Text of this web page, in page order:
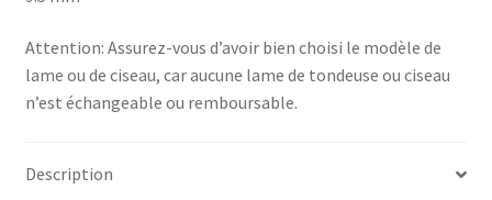
Attention: Assurez-vous d’avoir bien choisi le modèle de
lame ou de ciseau, car aucune lame de tondeuse ou ciseau
n’est échangeable ou remboursable.
Description